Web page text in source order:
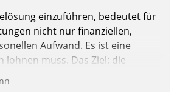
einzuführen, bedeutet für
nicht nur finanziellen,
Aufwand. Es ist eine
lohnen muss. Das Ziel: die
der Geschäftsabläufe. Damit
wird, sollten einige Grundregeln